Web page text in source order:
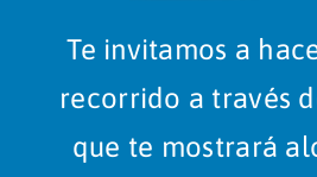
Te invitamos a
recorrido a través
que te mostrará